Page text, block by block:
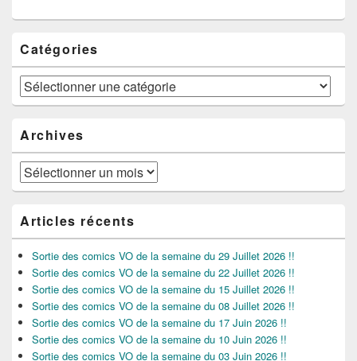
Catégories
Catégories
Archives
Archives
Articles récents
Sortie des comics VO de la semaine du 29 Juillet 2026 !!
Sortie des comics VO de la semaine du 22 Juillet 2026 !!
Sortie des comics VO de la semaine du 15 Juillet 2026 !!
Sortie des comics VO de la semaine du 08 Juillet 2026 !!
Sortie des comics VO de la semaine du 17 Juin 2026 !!
Sortie des comics VO de la semaine du 10 Juin 2026 !!
Sortie des comics VO de la semaine du 03 Juin 2026 !!